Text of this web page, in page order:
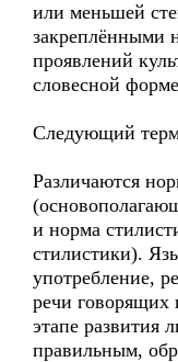
или меньшей
закреплёнными
проявлений
словесной
Следующий
Различаются
и норма
стилистики).
употребление,
речи говорящих
этапе развития
правильным,